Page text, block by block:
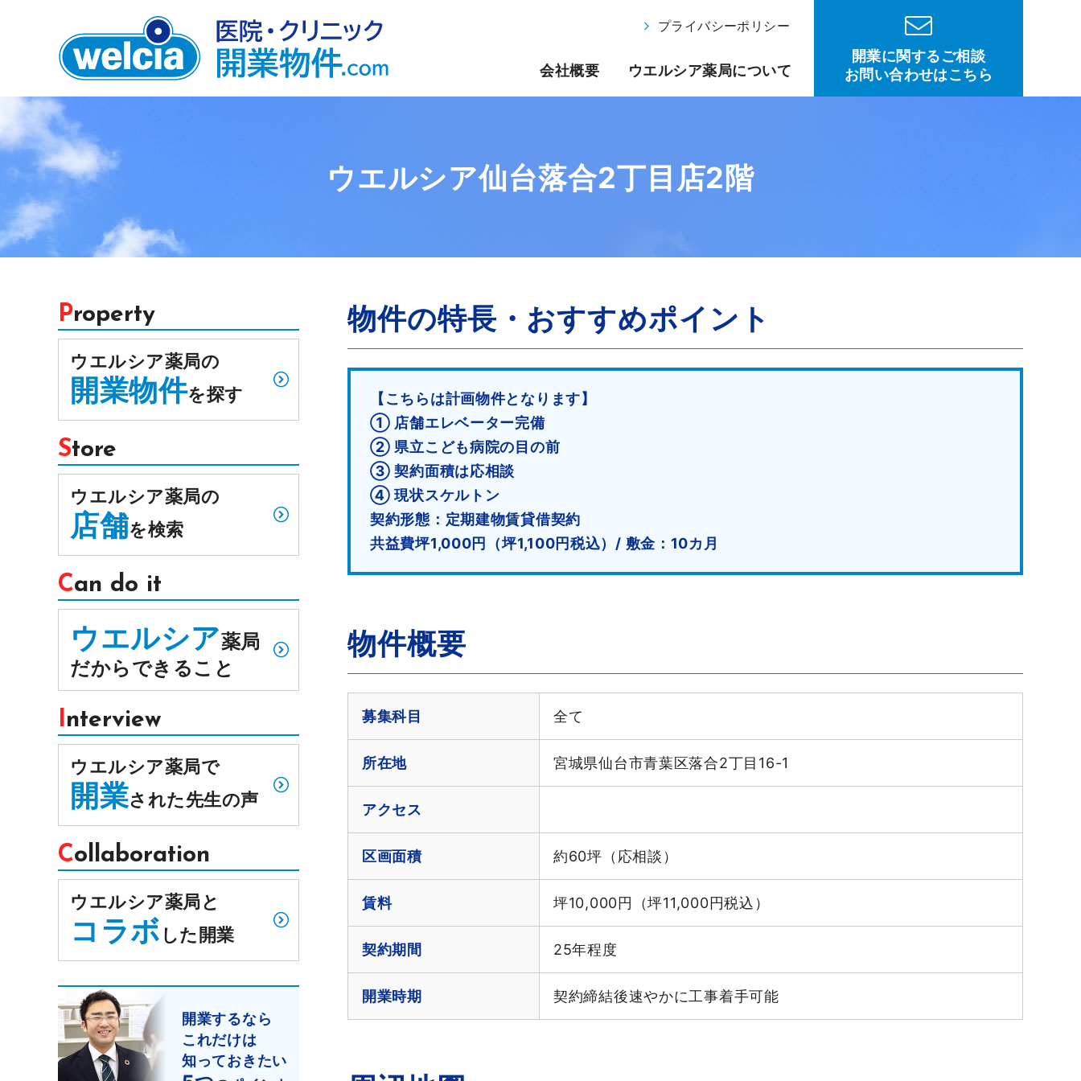
プライバシーポリシー
会社概要 ウエルシア薬局について
開業に関するご相談
お問い合わせはこちら
ウエルシア仙台落合2丁目店2階
物件の特長・ おすすめポイント
【こちらは計画物件となります】
① 店舗エレベーター完備
② 県立こども病院の目の前
③ 契約面積は応相談
④ 現状スケルトン
契約形態：定期建物賃貸借契約
共益費坪1,000円（坪1,100円税込）/ 敷金：10カ月
物件概要
募集科目 全て
所在地 宮城県仙台市青葉区落合2丁目16-1
アクセス
区画面積 約60坪（応相談）
賃料 坪10,000円（坪11,000円税込）
契約期間 25年程度
開業時期 契約締結後速やかに工事着手可能
Property
ウエルシア薬局の
開業物件を探す
Store
ウエルシア薬局の
店舗を検索
Can do it
ウエルシア薬局
だからできること
Interview
ウエルシア薬局で
開業された先生の声
Collaboration
ウエルシア薬局と
コラボ した開業
開業するなら
これだけは
知っておきたい